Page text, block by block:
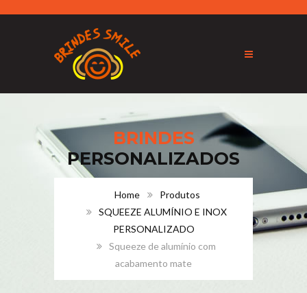
BRINDES
PERSONALIZADOS
Home
Produtos
SQUEEZE ALUMÍNIO E INOX
PERSONALIZADO
Squeeze de alumínio com
acabamento mate